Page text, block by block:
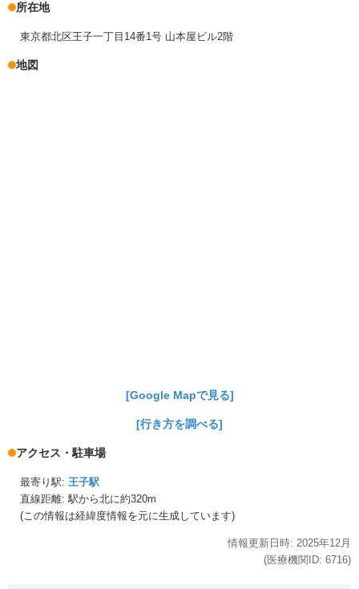
所在地
東京都北区王子一丁目14番1号 山本屋ビル2階
地図
[Google Mapで見る]
[行き方を調べる]
アクセス・駐車場
最寄り駅: 王子駅
直線距離: 駅から北に約320m
(この情報は経緯度情報を元に生成しています)
情報更新日時: 2025年12月
(医療機関ID: 6716)